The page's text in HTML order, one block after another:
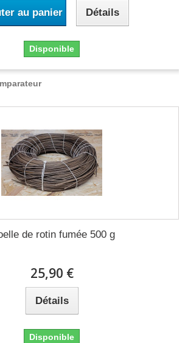
au panier Détails
Disponible
de rotin fumée 500 g
25,90 €
Détails
Disponible